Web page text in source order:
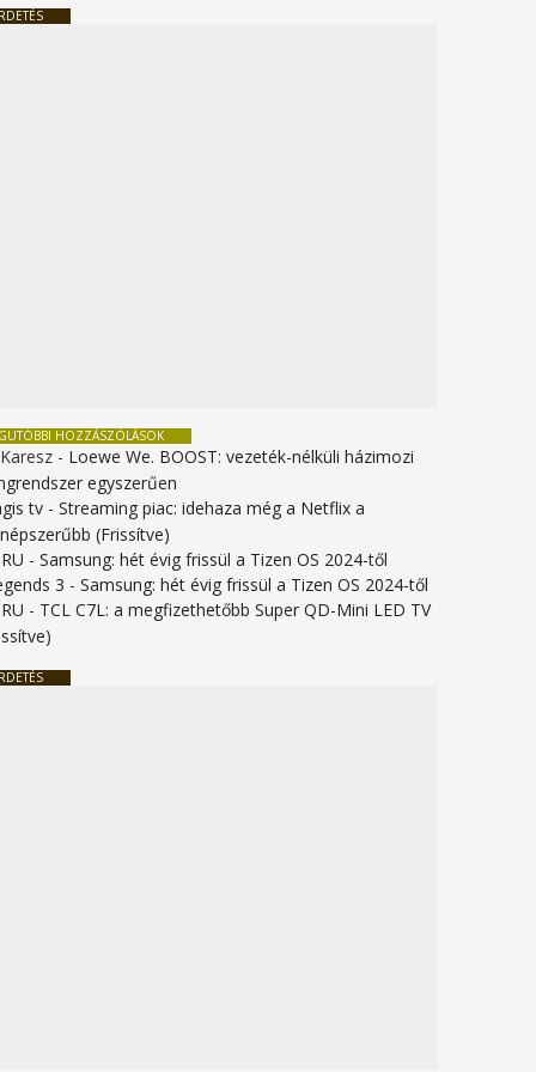
HOZZÁSZÓLÁSOK
- Loewe We. BOOST: vezeték-nélküli házimozi
egyszerűen
tv -Streaming piac: idehaza még a Netflix a
(Frissítve)
-Samsung: hét évig frissül a Tizen OS 2024-től
3 -Samsung: hét évig frissül a Tizen OS 2024-től
- TCL C7L: a megfizethetőbb Super QD-Mini LED TV